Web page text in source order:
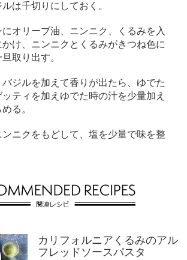
は千切りにしておく。
オリーブ油、ニンニク、くるみを入
け、ニンニクとくるみがきつね色に
取り出す。
ジルを加えて香りが出たら、ゆでた
ティを加えゆでた時の汁を少量加え
る。
ンニクをもどして、塩を少量で味を整
カリフォルニアくるみのアル
フレッドソースパスタ